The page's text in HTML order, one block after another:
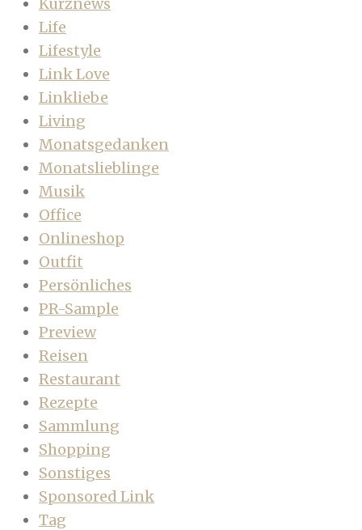
Life
Lifestyle
Link Love
Linkliebe
Living
Monatsgedanken
Monatslieblinge
Musik
Office
Onlineshop
Outfit
Persönliches
PR-Sample
Preview
Reisen
Restaurant
Rezepte
Sammlung
Shopping
Sonstiges
Sponsored Link
Tag